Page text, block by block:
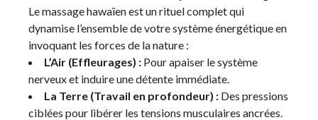
Le massage hawaïen est un rituel complet qui
dynamise l’ensemble de votre système énergétique en
invoquant les forces de la nature :
L’Air (Effleurages) : Pour apaiser le système
nerveux et induire une détente immédiate.
La Terre (Travail en profondeur) : Des pressions
ciblées pour libérer les tensions musculaires ancrées.